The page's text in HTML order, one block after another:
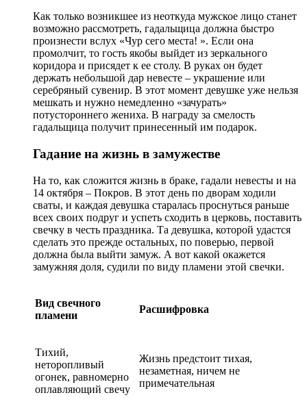
Как только возникшее из неоткуда мужское лицо станет
возможно рассмотреть, гадальщица должна быстро
произнести вслух «Чур сего места! ». Если она
промолчит, то гость якобы выйдет из зеркального
коридора и присядет к ее столу. В руках он будет
держать небольшой дар невесте – украшение или
серебряный сувенир. В этот момент девушке уже нельзя
мешкать и нужно немедленно «зачурать»
потустороннего жениха. В награду за смелость
гадальщица получит принесенный им подарок.
Гадание на жизнь в замужестве
На то, как сложится жизнь в браке, гадали невесты и на
14 октября – Покров. В этот день по дворам ходили
сваты, и каждая девушка старалась проснуться раньше
всех своих подруг и успеть сходить в церковь, поставить
свечку в честь праздника. Та девушка, которой удастся
сделать это прежде остальных, по поверью, первой
должна была выйти замуж. А вот какой окажется
замужняя доля, судили по виду пламени этой свечки.
Вид свечного
пламени
Расшифровка
Тихий,
неторопливый
огонек, равномерно
оплавляющий свечу
Жизнь предстоит тихая,
незаметная, ничем не
примечательная